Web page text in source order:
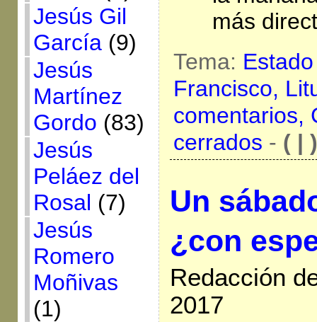
Jesús Gil
García(9)
Jesús
Martínez
Gordo (83)
Jesús
Peláez del
Rosal (7)
Jesús
Romero
Moñivas
(1)
más
Tema:
Francisco,
comentarios,
cerrados - ( | )
Un
¿con
Redacción
2017